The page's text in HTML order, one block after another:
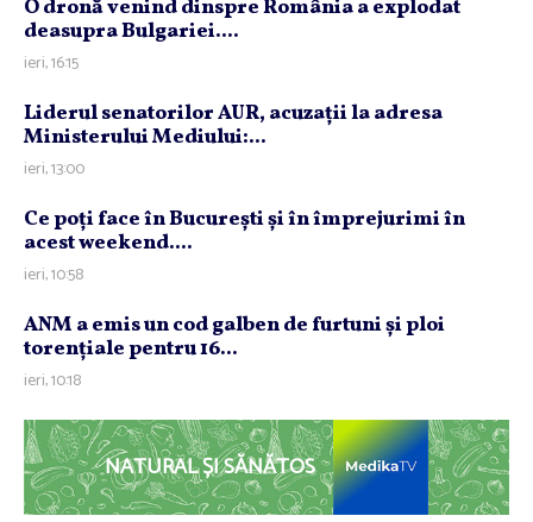
O dronă venind dinspre România a explodat
deasupra Bulgariei....
ieri, 16:15
Liderul senatorilor AUR, acuzaţii la adresa
Ministerului Mediului:...
ieri, 13:00
Ce poţi face în Bucureşti şi în împrejurimi în
acest weekend....
ieri, 10:58
ANM a emis un cod galben de furtuni şi ploi
torenţiale pentru 16...
ieri, 10:18
NATURAL ȘI SĂNĂTOS